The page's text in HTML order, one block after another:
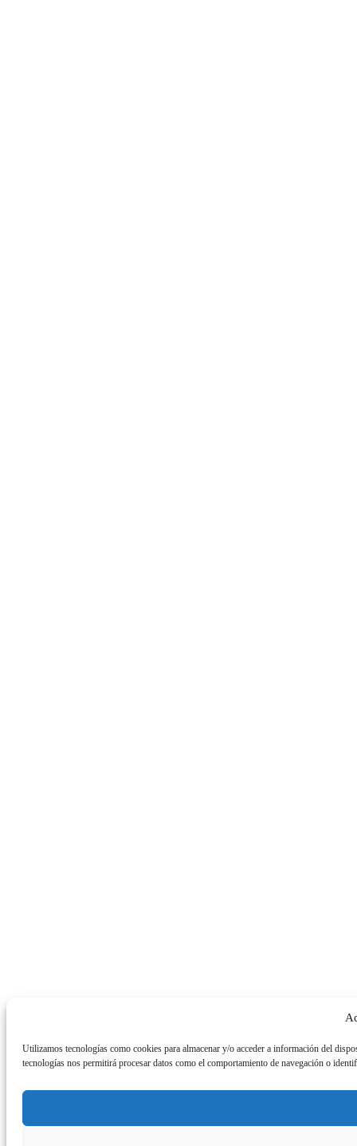
Utilizamos tecnologías como cookies para almacenar y/o acceder a información del
tecnologías nos permitirá procesar datos como el comportamiento de navegación o